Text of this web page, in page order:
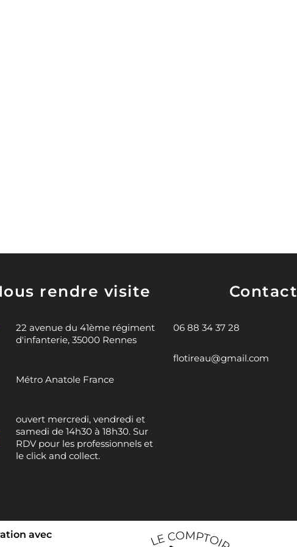
rendre visite
22 avenue du 41ème régiment
d'infanterie, 35000 Rennes
Métro Anatole France
ouvert mercredi, vendredi et
samedi de 14h30 à 18h30. Sur
RDV pour les professionnels et
le click and collect.
Contact
06 88 34 37 28
flotireau@gmail.com
avec